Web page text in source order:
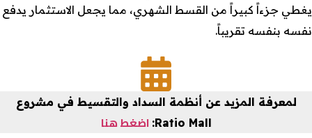
يغطي جزءاً كبيراً من القسط الشهري، مما يجعل الاستثمار يدفع
نفسه بنفسه تقريباً.
لمعرفة المزيد عن أنظمة السداد والتقسيط في مشروع
Ratio Mall
: اضغط هنا